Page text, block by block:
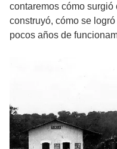
contaremos cómo
construyó, cómo se
pocos años de